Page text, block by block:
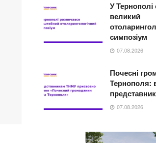
У Тернополі
великий
симпозіум
07.08.2026
Почесні
Тернополя:
07.08.2026